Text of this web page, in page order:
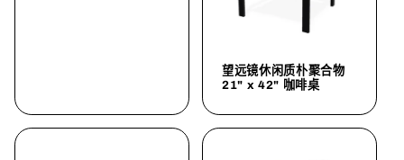
望远镜休闲质朴聚合物
21" x 42" 咖啡桌